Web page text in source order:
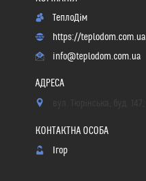
ТеплоДім
https://teplodom.com.ua
info@teplodom.com.ua
Ігор